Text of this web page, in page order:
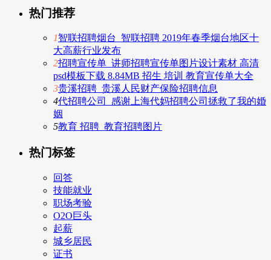
热门推荐
1智联招聘烟台_智联招聘 2019年春季烟台地区十
大高薪行业发布
2招聘宣传单_讲师招聘宣传单图片设计素材 高清
psd模板下载 8.84MB 招生 培训 教育宣传单大全
3贵溪招聘_贵溪人民财产保险招聘信息
4代招聘公司_感谢上海代妈招聘公司拯救了我的婚
姻
5教育 招聘_教育招聘图片
热门标签
回答
技能就业
职场考验
O2O巨头
起薪
城乡居民
证书